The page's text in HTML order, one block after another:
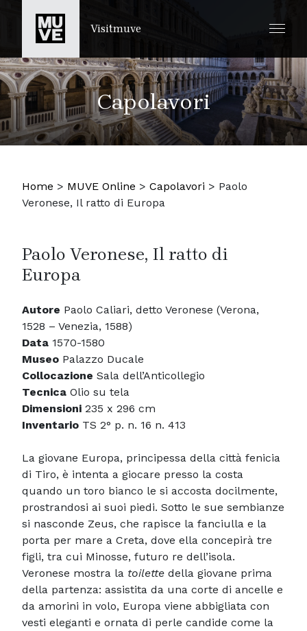
SALTA AL CONTENUTO PRINCIPALE
Visitmuve
Capolavori
Home > MUVE Online > Capolavori > Paolo
Veronese, Il ratto di Europa
Paolo Veronese, Il ratto di
Europa
Autore Paolo Caliari, detto Veronese (Verona,
1528 – Venezia, 1588)
Data 1570-1580
Museo Palazzo Ducale
Collocazione Sala dell’Anticollegio
Tecnica Olio su tela
Dimensioni 235 x 296 cm
Inventario TS 2° p. n. 16 n. 413
La giovane Europa, principessa della città fenicia
di Tiro, è intenta a giocare presso la costa
quando un toro bianco le si accosta docilmente,
prostrandosi ai suoi piedi. Sotto le sue sembianze
si nasconde Zeus, che rapisce la fanciulla e la
porta per mare a Creta, dove ella concepirà tre
figli, tra cui Minosse, futuro re dell’isola.
Veronese mostra la toilette della giovane prima
della partenza: assistita da una corte di ancelle e
da amorini in volo, Europa viene abbigliata con
vesti eleganti e ornata di perle candide come la